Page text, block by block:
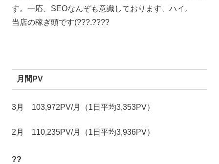
す。一応、SEOなんぞも意識しております、ハイ。
当店の稼ぎ頭です(???.????
月間PV
3月 103,972PV/月（1日平均3,353PV）
2月 110,235PV/月（1日平均3,936PV）
??